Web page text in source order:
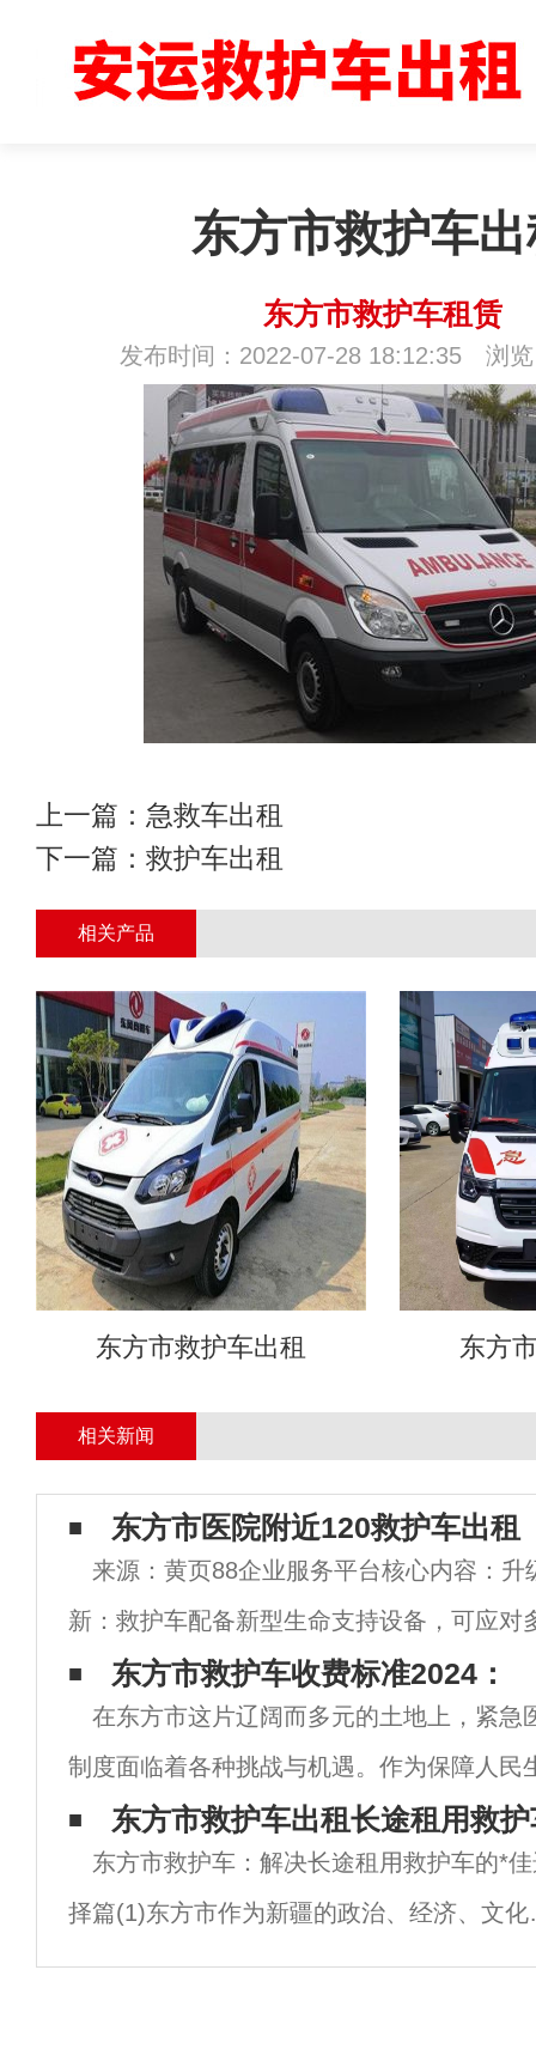
东方市救护车
东方市救护车租赁
发布时间：2022-07-28 18:12:35 浏览
上一篇： 急救车出租
下一篇： 救护车出租
相关产品
东方市救护车出租 东方
相关新闻
东方市医院附近120救护车出租
来源：黄页88企业服务平台核心内容：升
新：救护车配备新型生命支持设备，可应对
服务标准化：强化人员培训与流程规范，确
定价透明化：明确梯度收费标准（如10元/
东方市救护车收费标准2024：
在东方市这片辽阔而多元的土地上，紧急
制度面临着各种挑战与机遇。作为保障人民
一环，救护车服务的收费标准不仅涉及到每
活，更是关乎社会公共健康的重大问题。随
东方市救护车出租长途租用救
东方市救护车：解决长途租用救护车的*
择篇(1)东方市作为新疆的政治、经济、文化
心，不仅是一个繁忙的城市，也是附近地区